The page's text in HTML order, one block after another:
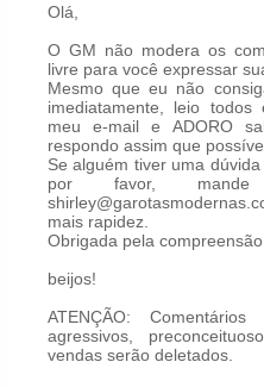
Olá,
O GM não modera os
livre para você expressar
Mesmo que eu não
imediatamente, leio
meu e-mail e ADORO
respondo assim que
Se alguém tiver uma
por favor,
mais rapidez.
Obrigada pela
beijos!
ATENÇÃO: Comentários
agressivos,
vendas serão deletados.